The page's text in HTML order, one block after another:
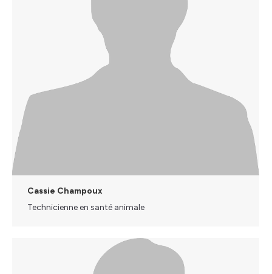
Cassie Champoux
Technicienne en santé animale